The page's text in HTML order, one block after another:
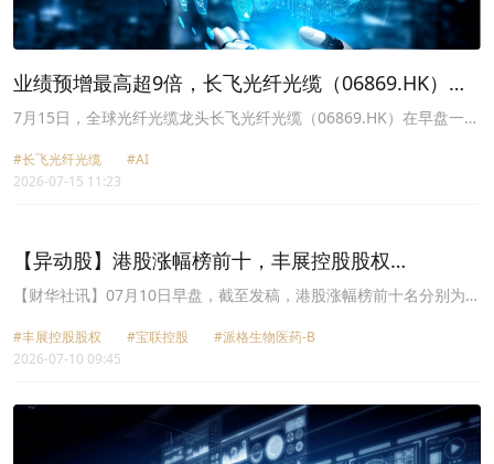
业绩预增最高超9倍，长飞光纤光缆（06869.HK）一
度大涨22%！
7月15日，全球光纤光缆龙头长飞光纤光缆（06869.HK）在早盘一度
#长飞光纤光缆
#AI
2026-07-15 11:23
【异动股】港股涨幅榜前十，丰展控股股权
(02980.HK)涨+100.00%，宝联控股(08201.HK)涨
【财华社讯】07月10日早盘，截至发稿，港股涨幅榜前十名分别为丰
+28.70%、派格生物医药-B(02565.HK)涨幅+17.36%、信控国际资本
(00993.HK)涨幅+16.67%、国微控股(02239.HK)涨幅+15.69%、港娱
环集团(06951.HK)涨幅+13.33%、卓正医疗(02677.HK)涨幅
+12.27%、长飞光纤光缆(06869.HK)涨幅+11.49%。
#丰展控股股权 #宝联控股
#派格生物医药-B
2026-07-10 09:45